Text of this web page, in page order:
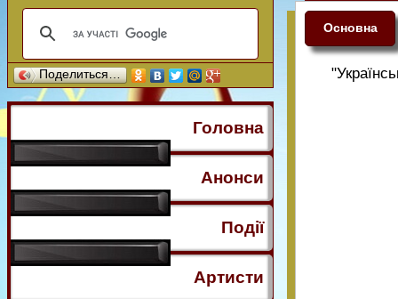
Поделиться…
Головна
Анонси
Події
Артисти
Основна